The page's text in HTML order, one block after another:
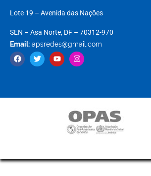
Lote 19 – Avenida das Nações
SEN – Asa Norte, DF – 70312-970
Email: apsredes@gmail.com